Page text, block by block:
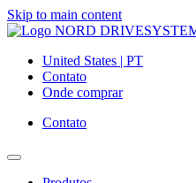
Skip to main content
United States | PT
Contato
Onde comprar
Contato